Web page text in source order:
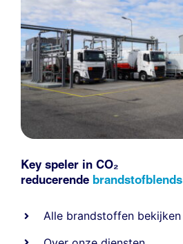
Key speler in CO₂
reducerende brandstofblends
Alle brandstoffen bekijken